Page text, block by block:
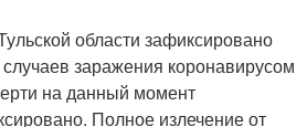
области зафиксировано
заражения коронавирусом
на данный момент
Полное излечение от